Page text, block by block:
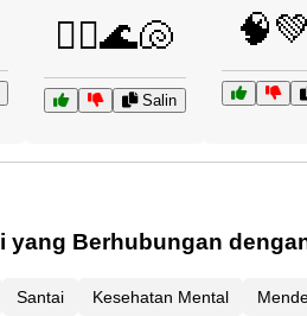
🧘‍♂️🌊🐚
Salin
yang Berhubungan
Santai Kesehatan Mental